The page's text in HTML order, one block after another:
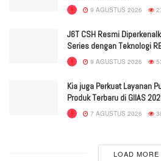
9 AGUSTUS 2026
J6T CSH Resmi
Series dengan Teknologi
9 AGUSTUS 2026
Kia juga Perkuat Layanan
Produk Terbaru di GIIAS
7 AGUSTUS 2026
LOAD MORE